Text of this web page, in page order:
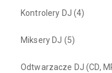
Kontrolery DJ (4)
Miksery DJ (5)
Odtwarzacze DJ (CD,